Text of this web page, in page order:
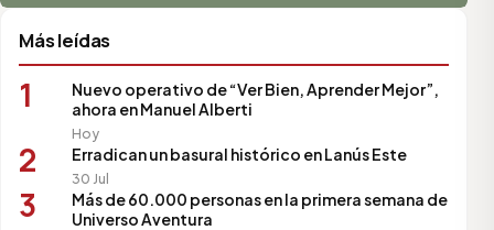
Más leídas
1
Nuevo operativo de “Ver Bien, Aprender Mejor”,
ahora en Manuel Alberti
Hoy
2 Erradican un basural histórico en Lanús Este
30 Jul
3
Más de 60.000 personas en la primera semana de
Universo Aventura